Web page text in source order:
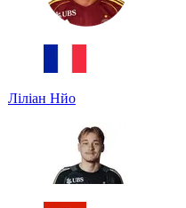
Ліліан Нйо